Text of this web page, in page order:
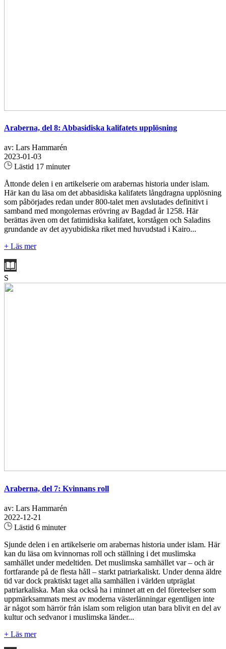
Araberna, del 8: Abbasidiska kalifatets upplösning
av: Lars Hammarén
2023-01-03
Lästid 17 minuter
Åttonde delen i en artikelserie om arabernas historia under islam.
Här kan du läsa om det abbasidiska kalifatets långdragna upplösning
som påbörjades redan under 800-talet men avslutades definitivt i
samband med mongolernas erövring av Bagdad år 1258. Här
berättas även om det fatimidiska kalifatet, korstågen och Saladins
grundande av det ayyubidiska riket med huvudstad i Kairo...
+ Läs mer
S
Araberna, del 7: Kvinnans roll
av: Lars Hammarén
2022-12-21
Lästid 6 minuter
Sjunde delen i en artikelserie om arabernas historia under islam. Här
kan du läsa om kvinnornas roll och ställning i det muslimska
samhället under medeltiden. Det muslimska samhället var – och är
fortfarande på de flesta håll – starkt patriarkaliskt. Under denna äldre
tid var dock praktiskt taget alla samhällen i världen utpräglat
patriarkaliska. Man ska också ha i minnet att en del företeelser som
uppmärksammats mest av moderna västerlänningar egentligen inte
är något som härrör från islam som religion utan bara blivit en del av
kultur och sedvanor i muslimska länder...
+ Läs mer